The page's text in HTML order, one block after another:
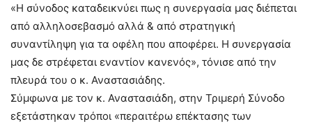
«Η σύνοδος καταδεικνύει πως η συνεργασία μας διέπεται
από αλληλοσεβασμό αλλά & από στρατηγική
συναντίληψη για τα οφέλη που αποφέρει. Η συνεργασία
μας δε στρέφεται εναντίον κανενός», τόνισε από την
πλευρά του ο κ. Αναστασιάδης.
Σύμφωνα με τον κ. Αναστασιάδη, στην Τριμερή Σύνοδο
εξετάστηκαν τρόποι «περαιτέρω επέκτασης των